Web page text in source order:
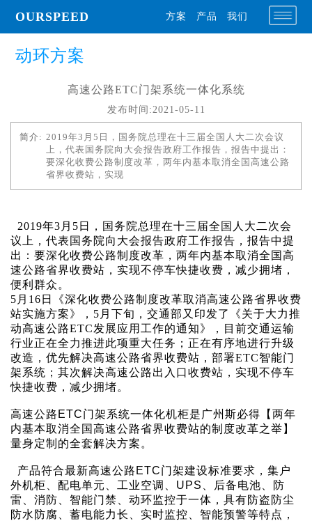
OURSPEED 方案 产品 我们
动环方案
高速公路ETC门架系统一体化系统
发布时间:2021-05-11
简介: 2019年3月5日，国务院总理在十三届全国人大二次会议
上，代表国务院向大会报告政府工作报告，报告中提出：
要深化收费公路制度改革，两年内基本取消全国高速公路
省界收费站，实现
2019年3月5日，国务院总理在十三届全国人大二次会
议上，代表国务院向大会报告政府工作报告，报告中提
出：要深化收费公路制度改革，两年内基本取消全国高
速公路省界收费站，实现不停车快捷收费，减少拥堵，
便利群众。
5月16日《深化收费公路制度改革取消高速公路省界收费
站实施方案》，5月下旬，交通部又印发了《关于大力推
动高速公路ETC发展应用工作的通知》，目前交通运输
行业正在全力推进此项重大任务；正在有序地进行升级
改造，优先解决高速公路省界收费站，部署ETC智能门
架系统；其次解决高速公路出入口收费站，实现不停车
快捷收费，减少拥堵。
高速公路 ETC门架系统一体化机柜是 广州斯必得 【两年
内基本取消全国高速公路省界收费站的制度改革之举】
量身定制的全套解决方案。
产品符合最新高速公路 ETC门架建设标准要求，集户
外机柜、配电单元、工业空调、UPS、后备电池、防
雷、消防、智能门禁、 动环监控于一体，具有防盗防尘
防水防腐、蓄电能力长、实时监控、智能预警等特点，